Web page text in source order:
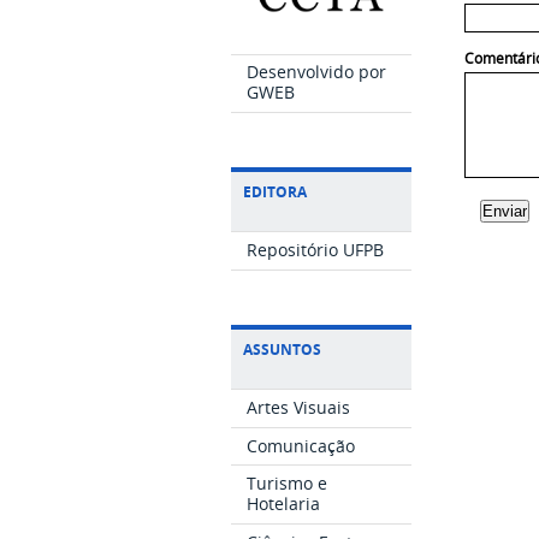
Desenvolvido por
GWEB
EDITORA
Repositório UFPB
ASSUNTOS
Artes Visuais
Comunicação
Turismo e
Hotelaria